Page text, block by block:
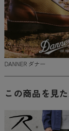
DANNER ダナー
この商品を見